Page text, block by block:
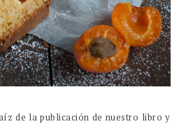
de la publicación de nuestro libro y